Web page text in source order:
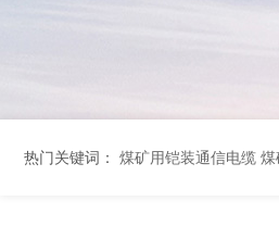
热门关键词： 煤矿用铠装通信电缆 煤矿用信号电缆 煤矿用通信电缆 矿用阻燃通信电缆 矿用监控电缆